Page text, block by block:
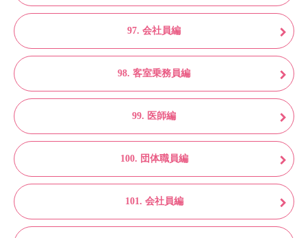
97. 会社員編
98. 客室乗務員編
99. 医師編
100. 団体職員編
101. 会社員編